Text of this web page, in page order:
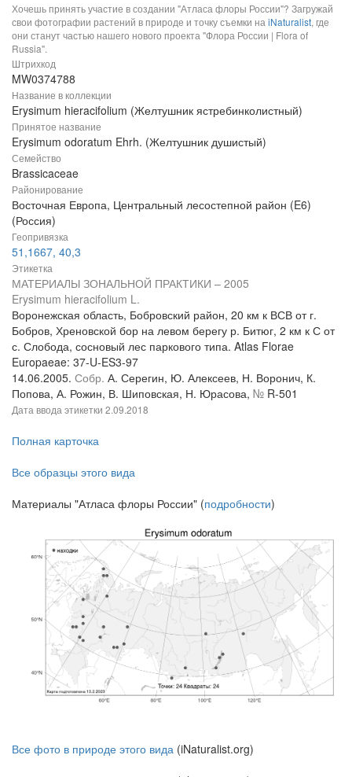
Хочешь принять участие в создании "Атласа флоры России"? Загружай
свои фотографии растений в природе и точку съемки на iNaturalist, где
они станут частью нашего нового проекта "Флора России | Flora of
Russia".
Штрихкод
MW0374788
Название в коллекции
Erysimum hieracifolium (Желтушник ястребинколистный)
Принятое название
Erysimum odoratum Ehrh. (Желтушник душистый)
Семейство
Brassicaceae
Районирование
Восточная Европа, Центральный лесостепной район (E6)
(Россия)
Геопривязка
51,1667, 40,3
Этикетка
МАТЕРИАЛЫ ЗОНАЛЬНОЙ ПРАКТИКИ – 2005
Erysimum hieracifolium L.
Воронежская область, Бобровский район, 20 км к ВСВ от г.
Бобров, Хреновской бор на левом берегу р. Битюг, 2 км к С от
с. Слобода, сосновый лес паркового типа. Atlas Florae
Europaeae: 37-U-ES3-97
14.06.2005. Собр. А. Серегин, Ю. Алексеев, Н. Воронич, К.
Попова, А. Рожин, В. Шиповская, Н. Юрасова, № R-501
Дата ввода этикетки 2.09.2018
Полная карточка
Все образцы этого вида
Материалы "Атласа флоры России" (подробности)
Все фото в природе этого вида (iNaturalist.org)